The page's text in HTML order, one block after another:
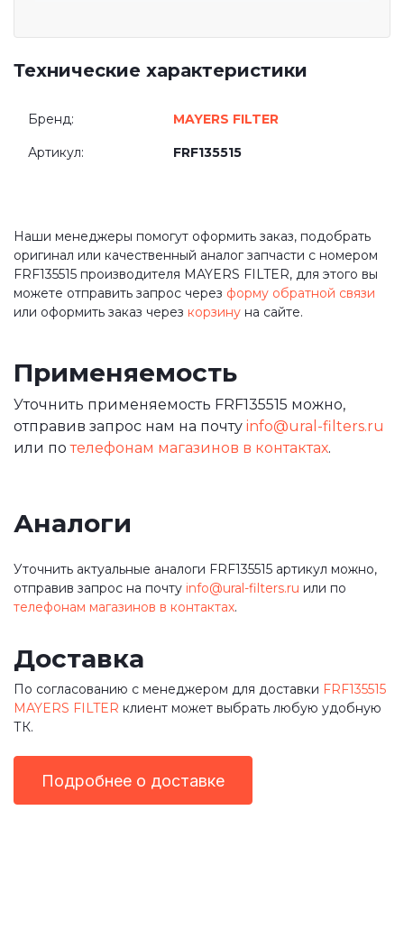
Технические характеристики
Бренд: MAYERS FILTER
Артикул: FRF135515
Наши менеджеры помогут оформить заказ, подобрать
оригинал или качественный аналог запчасти с номером
FRF135515 производителя MAYERS FILTER, для этого вы
можете отправить запрос через форму обратной связи
или оформить заказ через корзину на сайте.
Применяемость
Уточнить применяемость FRF135515 можно,
отправив запрос нам на почту info@ural-filters.ru
или потелефонам магазинов в контактах.
Аналоги
Уточнить актуальные аналоги FRF135515 артикул можно,
отправив запрос на почту info@ural-filters.ru или по
телефонам магазинов в контактах.
Доставка
По согласованию с менеджером для доставки FRF135515
MAYERS FILTER клиент может выбрать любую удобную
ТК.
Подробнее о доставке